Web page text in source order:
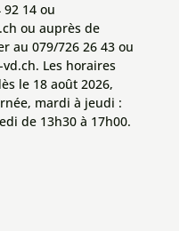
14 ou
ou auprès de
au 079/726 26 43 ou
Les horaires
le 18 août 2026,
mardi à jeudi :
de 13h30 à 17h00.